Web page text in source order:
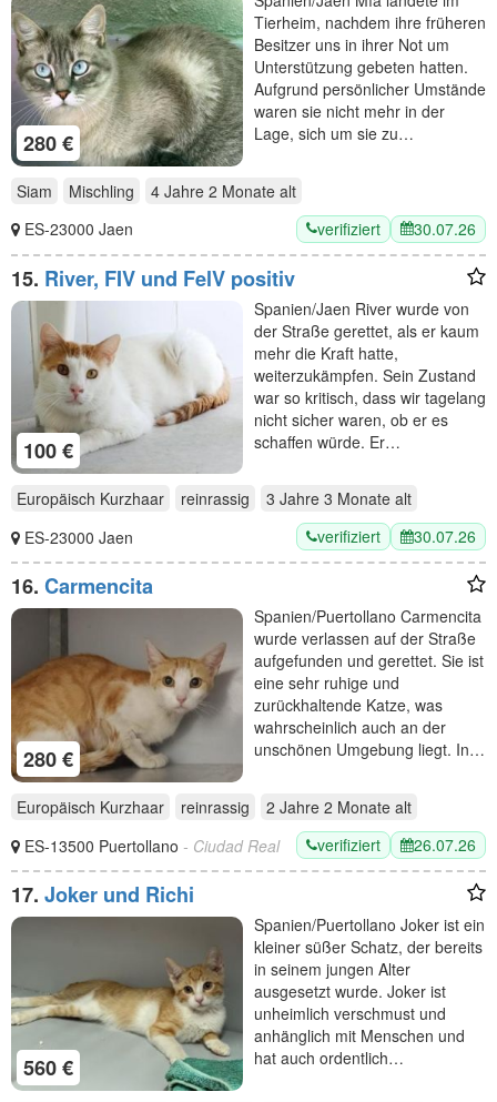
280 €
Tierheim, nachdem ihre früheren
Besitzer uns in ihrer Not um
Unterstützung gebeten hatten.
Aufgrund persönlicher Umstände
waren sie nicht mehr in der
Lage, sich um sie zu…
Siam Mischling 4 Jahre 2 Monate alt
ES-23000 Jaen
verifiziert 30.07.26
15. River, FIV und FelV positiv
100 €
Spanien/Jaen River wurde von
der Straße gerettet, als er kaum
mehr die Kraft hatte,
weiterzukämpfen. Sein Zustand
war so kritisch, dass wir tagelang
nicht sicher waren, ob er es
schaffen würde. Er…
Europäisch Kurzhaar reinrassig 3 Jahre 3 Monate alt
ES-23000 Jaen
verifiziert 30.07.26
16. Carmencita
280 €
Spanien/Puertollano Carmencita
wurde verlassen auf der Straße
aufgefunden und gerettet. Sie ist
eine sehr ruhige und
zurückhaltende Katze, was
wahrscheinlich auch an der
unschönen Umgebung liegt. In…
Europäisch Kurzhaar reinrassig 2 Jahre 2 Monate alt
ES-13500 Puertollano - Ciudad Real verifiziert 26.07.26
17. Joker und Richi
560 €
Spanien/Puertollano Joker ist ein
kleiner süßer Schatz, der bereits
in seinem jungen Alter
ausgesetzt wurde. Joker ist
unheimlich verschmust und
anhänglich mit Menschen und
hat auch ordentlich…